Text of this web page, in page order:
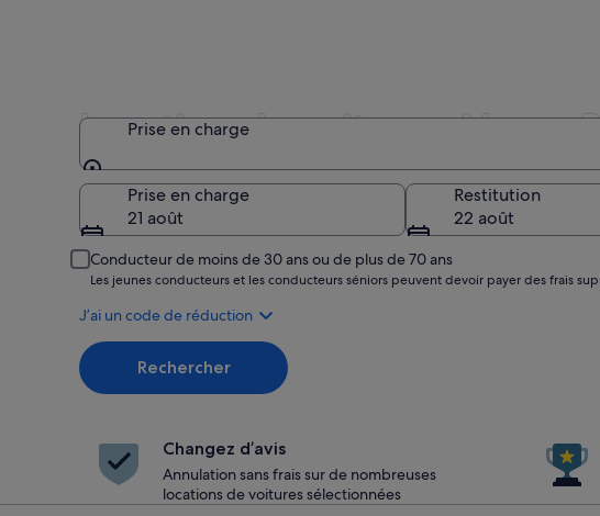
Location de voitures Alamo
Prise en charge
Prise en charge
Prise en charge
21 août
Restitution
22 août
Conducteur de moins de 30 ans ou de plus de 70 ans
Les jeunes conducteurs et les conducteurs séniors peuvent devoir payer des frais
J’ai un code de réduction
Rechercher
Changez d’avis
Annulation sans frais sur de nombreuses
locations de voitures sélectionnées